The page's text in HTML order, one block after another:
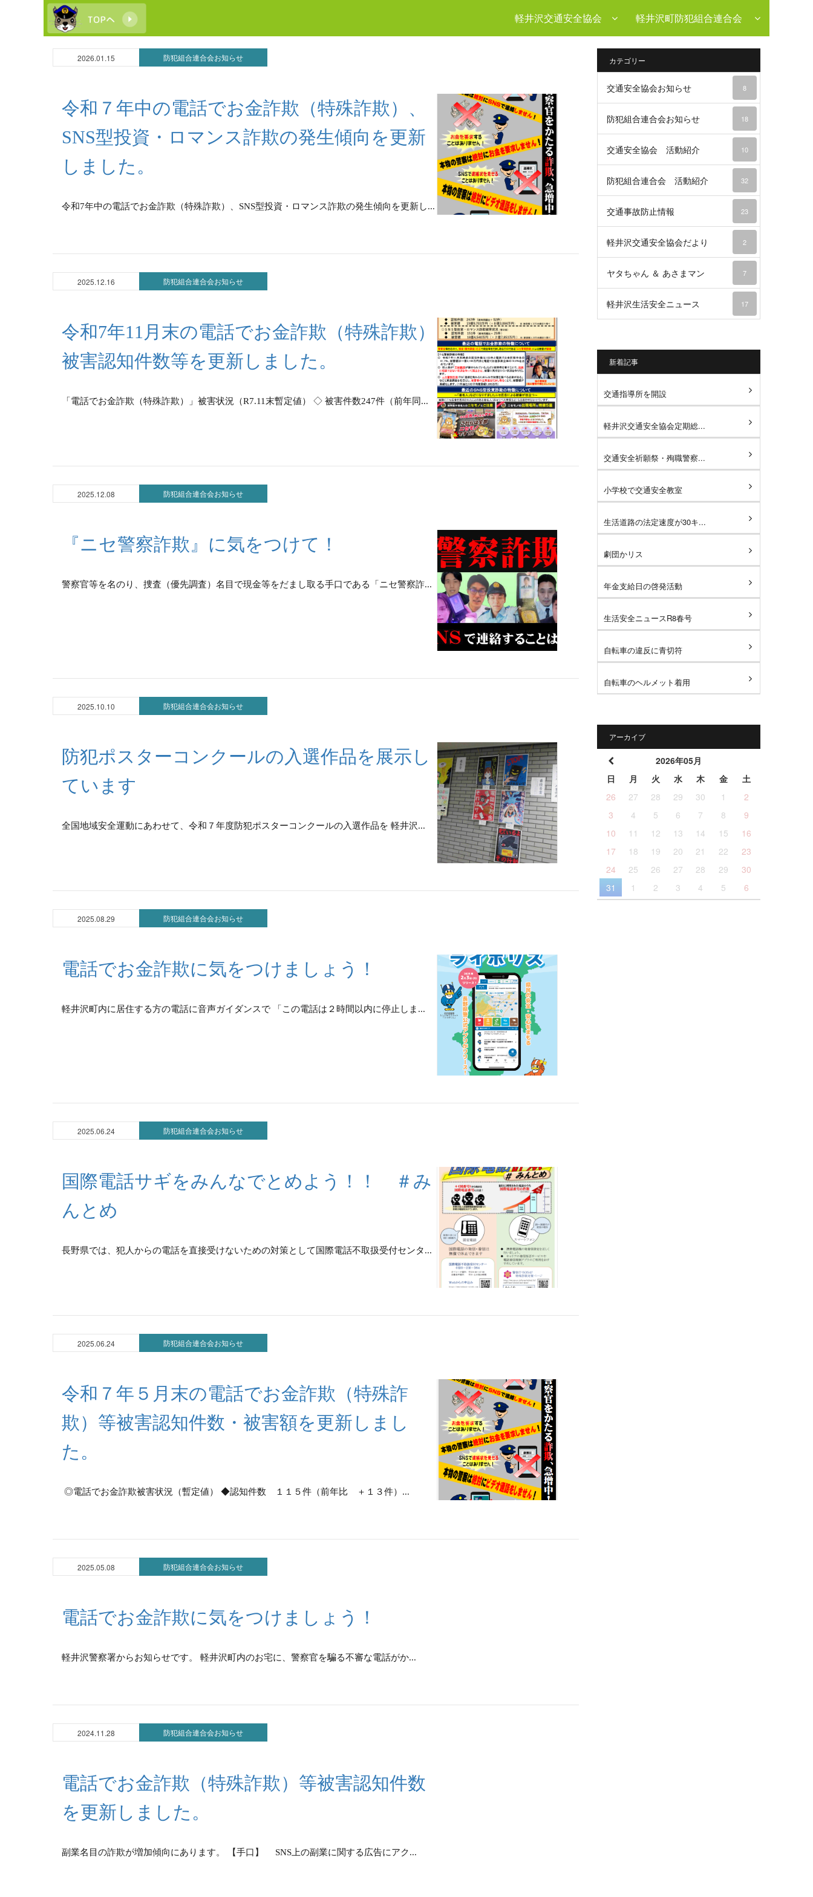
軽井沢交通安全協会 軽井沢町防犯組合連合会
2026.01.15 防犯組合連合会お知らせ
令和７年中の電話でお金詐欺（特殊詐欺）、
SNS型投資・ロマンス詐欺の発生傾向を更新
しました。
令和7年中の電話でお金詐欺（特殊詐欺）、SNS型投資・ロマンス詐欺の発生傾向を更新し...
2025.12.16 防犯組合連合会お知らせ
令和7年11月末の電話でお金詐欺（特殊詐欺）
被害認知件数等を更新しました。
「電話でお金詐欺（特殊詐欺）」被害状況（R7.11末暫定値） ◇ 被害件数247件（前年同...
2025.12.08 防犯組合連合会お知らせ
『ニセ警察詐欺』に気をつけて！
警察官等を名のり、捜査（優先調査）名目で現金等をだまし取る手口である「ニセ警察詐...
2025.10.10 防犯組合連合会お知らせ
防犯ポスターコンクールの入選作品を展示し
ています
全国地域安全運動にあわせて、令和７年度防犯ポスターコンクールの入選作品を 軽井沢...
2025.08.29 防犯組合連合会お知らせ
電話でお金詐欺に気をつけましょう！
軽井沢町内に居住する方の電話に音声ガイダンスで 「この電話は２時間以内に停止しま...
2025.06.24 防犯組合連合会お知らせ
国際電話サギをみんなでとめよう！！ ＃み
んとめ
長野県では、犯人からの電話を直接受けないための対策として国際電話不取扱受付センタ...
2025.06.24 防犯組合連合会お知らせ
令和７年５月末の電話でお金詐欺（特殊詐
欺）等被害認知件数・被害額を更新しまし
た。
◎電話でお金詐欺被害状況（暫定値） ◆認知件数 １１５件（前年比 ＋１３件）...
2025.05.08 防犯組合連合会お知らせ
電話でお金詐欺に気をつけましょう！
軽井沢警察署からお知らせです。 軽井沢町内のお宅に、警察官を騙る不審な電話がか...
2024.11.28 防犯組合連合会お知らせ
電話でお金詐欺（特殊詐欺）等被害認知件数
を更新しました。
副業名目の詐欺が増加傾向にあります。 【手口】 SNS上の副業に関する広告にアク...
カテゴリー
交通安全協会お知らせ 8
防犯組合連合会お知らせ 18
交通安全協会 活動紹介 10
防犯組合連合会 活動紹介 32
交通事故防止情報 23
軽井沢交通安全協会だより 2
ヤタちゃん ＆ あさまマン 7
軽井沢生活安全ニュース 17
新着記事
交通指導所を開設
軽井沢交通安全協会定期総...
交通安全祈願祭・殉職警察...
小学校で交通安全教室
生活道路の法定速度が30キ...
劇団かリス
年金支給日の啓発活動
生活安全ニュースR8春号
自転車の違反に青切符
自転車のヘルメット着用
アーカイブ
2026年05月
日
月 火 水 木 金
土
26
27 28 29 30 1
2
3
4 5 6 7 8
9
10
11 12 13 14 15
16
17
18 19 20 21 22
23
24
25 26 27 28 29
30
31
1 2 3 4 5 6